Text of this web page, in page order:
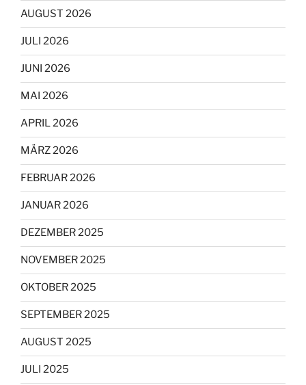
AUGUST 2026
JULI 2026
JUNI 2026
MAI 2026
APRIL 2026
MÄRZ 2026
FEBRUAR 2026
JANUAR 2026
DEZEMBER 2025
NOVEMBER 2025
OKTOBER 2025
SEPTEMBER 2025
AUGUST 2025
JULI 2025